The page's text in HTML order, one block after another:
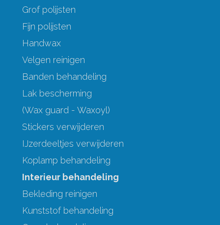
Grof polijsten
Fijn polijsten
Handwax
Velgen reinigen
Banden behandeling
Lak bescherming
(Wax guard - Waxoyl)
Stickers verwijderen
IJzerdeeltjes verwijderen
Koplamp behandeling
Interieur behandeling
Bekleding reinigen
Kunststof behandeling